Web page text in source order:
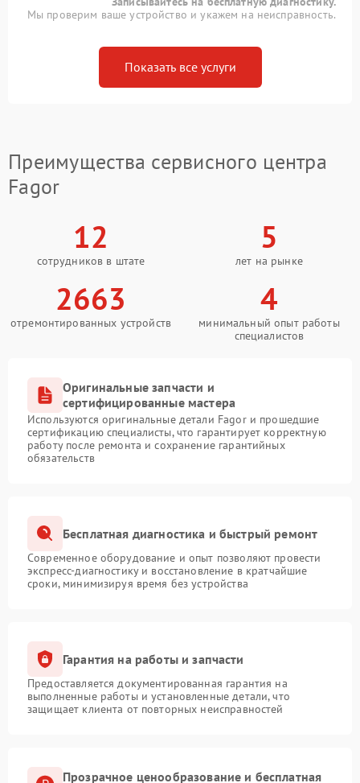
Мы проверим ваше устройство и укажем на неисправность.
Показать все услуги
Преимущества сервисного центра
Fagor
12
сотрудников в штате
5
лет на рынке
2663
отремонтированных устройств
4
минимальный опыт работы
специалистов
Оригинальные запчасти и
сертифицированные мастера
Используются оригинальные детали Fagor и прошедшие
сертификацию специалисты, что гарантирует корректную
работу после ремонта и сохранение гарантийных
обязательств
Бесплатная диагностика и быстрый ремонт
Современное оборудование и опыт позволяют провести
экспресс-диагностику и восстановление в кратчайшие
сроки, минимизируя время без устройства
Гарантия на работы и запчасти
Предоставляется документированная гарантия на
выполненные работы и установленные детали, что
защищает клиента от повторных неисправностей
Прозрачное ценообразование и бесплатная